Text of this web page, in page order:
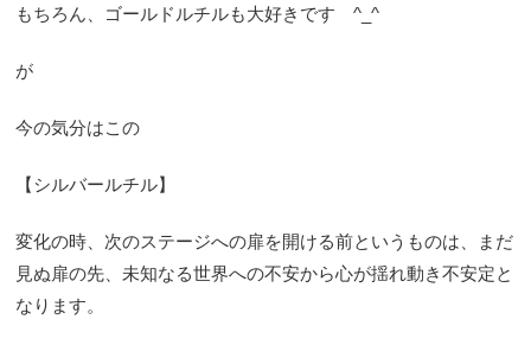
もちろん、ゴールドルチルも大好きです ^_^
が
今の気分はこの
【シルバールチル】
変化の時、次のステージへの扉を開ける前というものは、まだ
見ぬ扉の先、未知なる世界への不安から心が揺れ動き不安定と
なります。